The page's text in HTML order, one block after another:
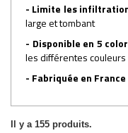
- Limite les
large et tombant
- Disponible en 5
les différentes couleurs
- Fabriquée en France
Il y a 155 produits.